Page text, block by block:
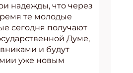
надежды, что через
те молодые
сегодня получают
Думе,
и будут
уже новым